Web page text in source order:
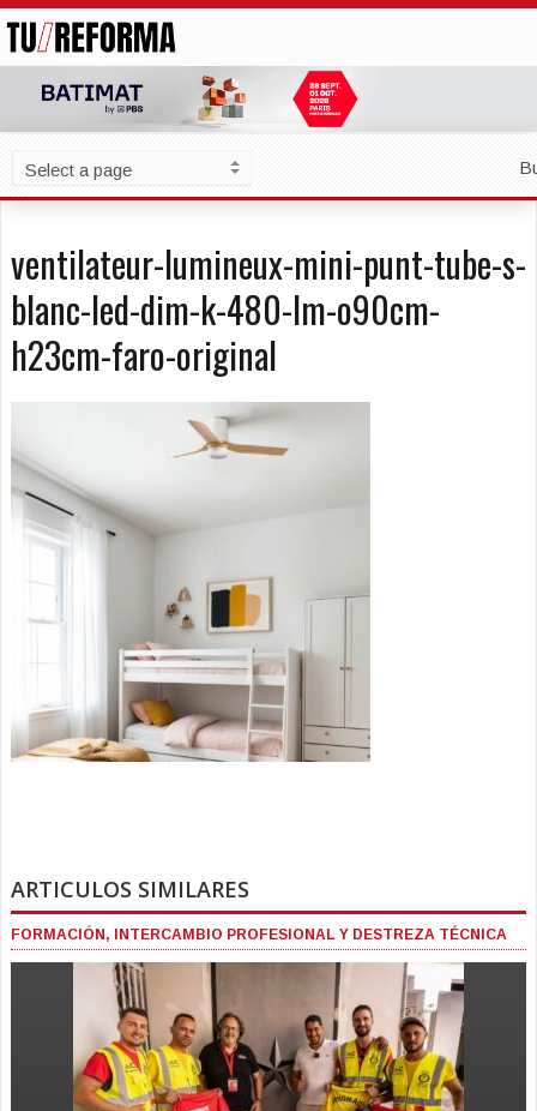
ventilateur-lumineux-mini-punt-tube-s-
blanc-led-dim-k-480-lm-o90cm-
h23cm-faro-original
ARTICULOS SIMILARES
FORMACIÓN, INTERCAMBIO PROFESIONAL Y DESTREZA TÉCNICA